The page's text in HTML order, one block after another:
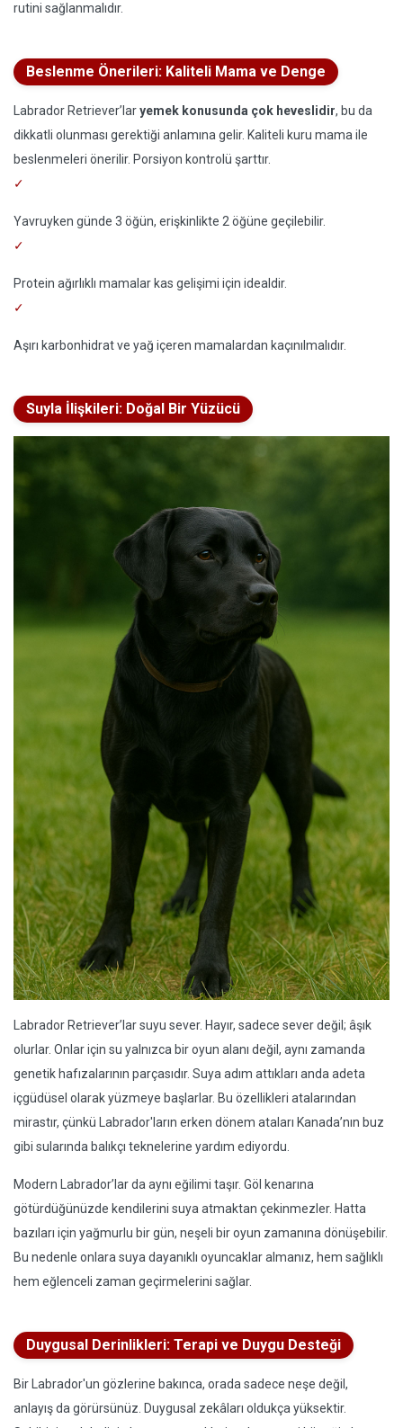
rutini sağlanmalıdır.
Beslenme Önerileri: Kaliteli Mama ve Denge
Labrador Retriever’laryemek konusunda çok heveslidir, bu da
dikkatli olunması gerektiği anlamına gelir. Kaliteli kuru mama ile
beslenmeleri önerilir. Porsiyon kontrolü şarttır.
Yavruyken günde 3 öğün, erişkinlikte 2 öğüne geçilebilir.
Protein ağırlıklı mamalar kas gelişimi için idealdir.
Aşırı karbonhidrat ve yağ içeren mamalardan kaçınılmalıdır.
Suyla İlişkileri: Doğal Bir Yüzücü
Labrador Retriever’lar suyu sever. Hayır, sadece sever değil; âşık
olurlar. Onlar için su yalnızca bir oyun alanı değil, aynı zamanda
genetik hafızalarının parçasıdır. Suya adım attıkları anda adeta
içgüdüsel olarak yüzmeye başlarlar. Bu özellikleri atalarından
mirastır, çünkü Labrador'ların erken dönem ataları Kanada’nın buz
gibi sularında balıkçı teknelerine yardım ediyordu.
Modern Labrador’lar da aynı eğilimi taşır. Göl kenarına
götürdüğünüzde kendilerini suya atmaktan çekinmezler. Hatta
bazıları için yağmurlu bir gün, neşeli bir oyun zamanına dönüşebilir.
Bu nedenle onlara suya dayanıklı oyuncaklar almanız, hem sağlıklı
hem eğlenceli zaman geçirmelerini sağlar.
Duygusal Derinlikleri: Terapi ve Duygu Desteği
Bir Labrador'un gözlerine bakınca, orada sadece neşe değil,
anlayış da görürsünüz. Duygusal zekâları oldukça yüksektir.